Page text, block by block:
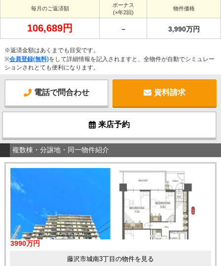
毎月のご返済額
ボーナス
(×年2回)
物件価格
106,689円 － 3,990万円
※返済金額はあくまでも目安です。
※会員登録(無料)をして詳細情報を記入されますと、全物件が自動でシミュレー
ションされとても便利になります。
電話で問合わせ 資料請求
来店予約
複数棟・分譲地・同一物件紹介
3990万円
藤沢市城南3丁目の物件を見る